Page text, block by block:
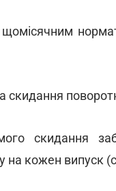
щомісячним
скидання
скидання
на кожен випуск